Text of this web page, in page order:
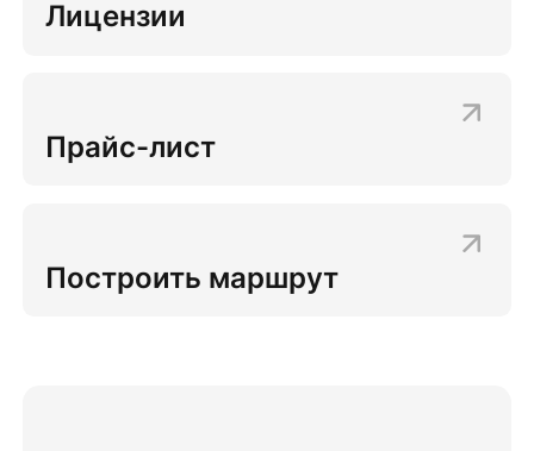
Лицензии
Прайс-лист
Построить маршрут